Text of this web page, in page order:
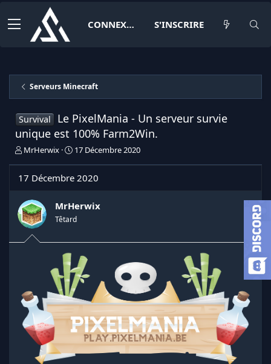
CONNEXION S'INSCRIRE
Serveurs Minecraft
Survival
Le PixelMania - Un serveur survie
unique est 100% Farm2Win.
I
t
a
t
e
u
a
d
s
c
MrHerwix
D
e
e
d
é
17 Décembre 2020
17 Décembre 2020
MrHerwix
Têtard